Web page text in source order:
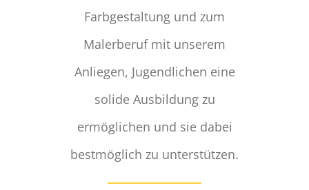
Farbgestaltung und zum
Malerberuf mit unserem
Anliegen, Jugendlichen eine
solide Ausbildung zu
ermöglichen und sie dabei
bestmöglich zu unterstützen.